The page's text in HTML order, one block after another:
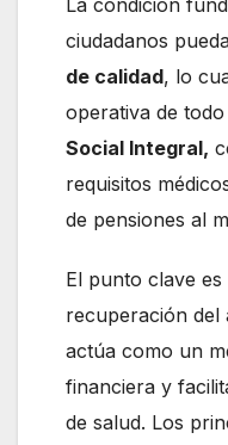
La condición
ciudadanos
de calidad, lo
operativa de
Social Integral,
requisitos
de pensiones al
El punto clave
recuperación del
actúa como un
financiera y
de salud. Los